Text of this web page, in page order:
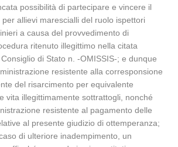
possibilità di partecipare e vincere il
allievi marescialli del ruolo ispettori
a causa del provvedimento di
ritenuto illegittimo nella citata
di Stato n. -OMISSIS-; e dunque
resistente alla corresponsione
del risarcimento per equivalente
vita illegittimamente sottrattogli, nonché
resistente al pagamento delle
al presente giudizio di ottemperanza;
di ulteriore inadempimento, un